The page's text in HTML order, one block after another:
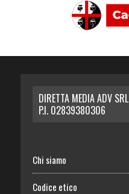
DIRETTA MEDIA ADV SRL
P.I. 02839380306
Chi siamo
Codice etico